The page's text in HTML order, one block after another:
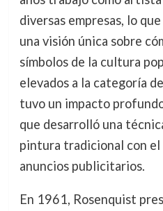
diversas empresas, lo
una visión única sobre
símbolos de la cultura
elevados a la categoría
tuvo un impacto
que desarrolló una
pintura tradicional con
anuncios publicitarios.
En 1961, Rosenquist